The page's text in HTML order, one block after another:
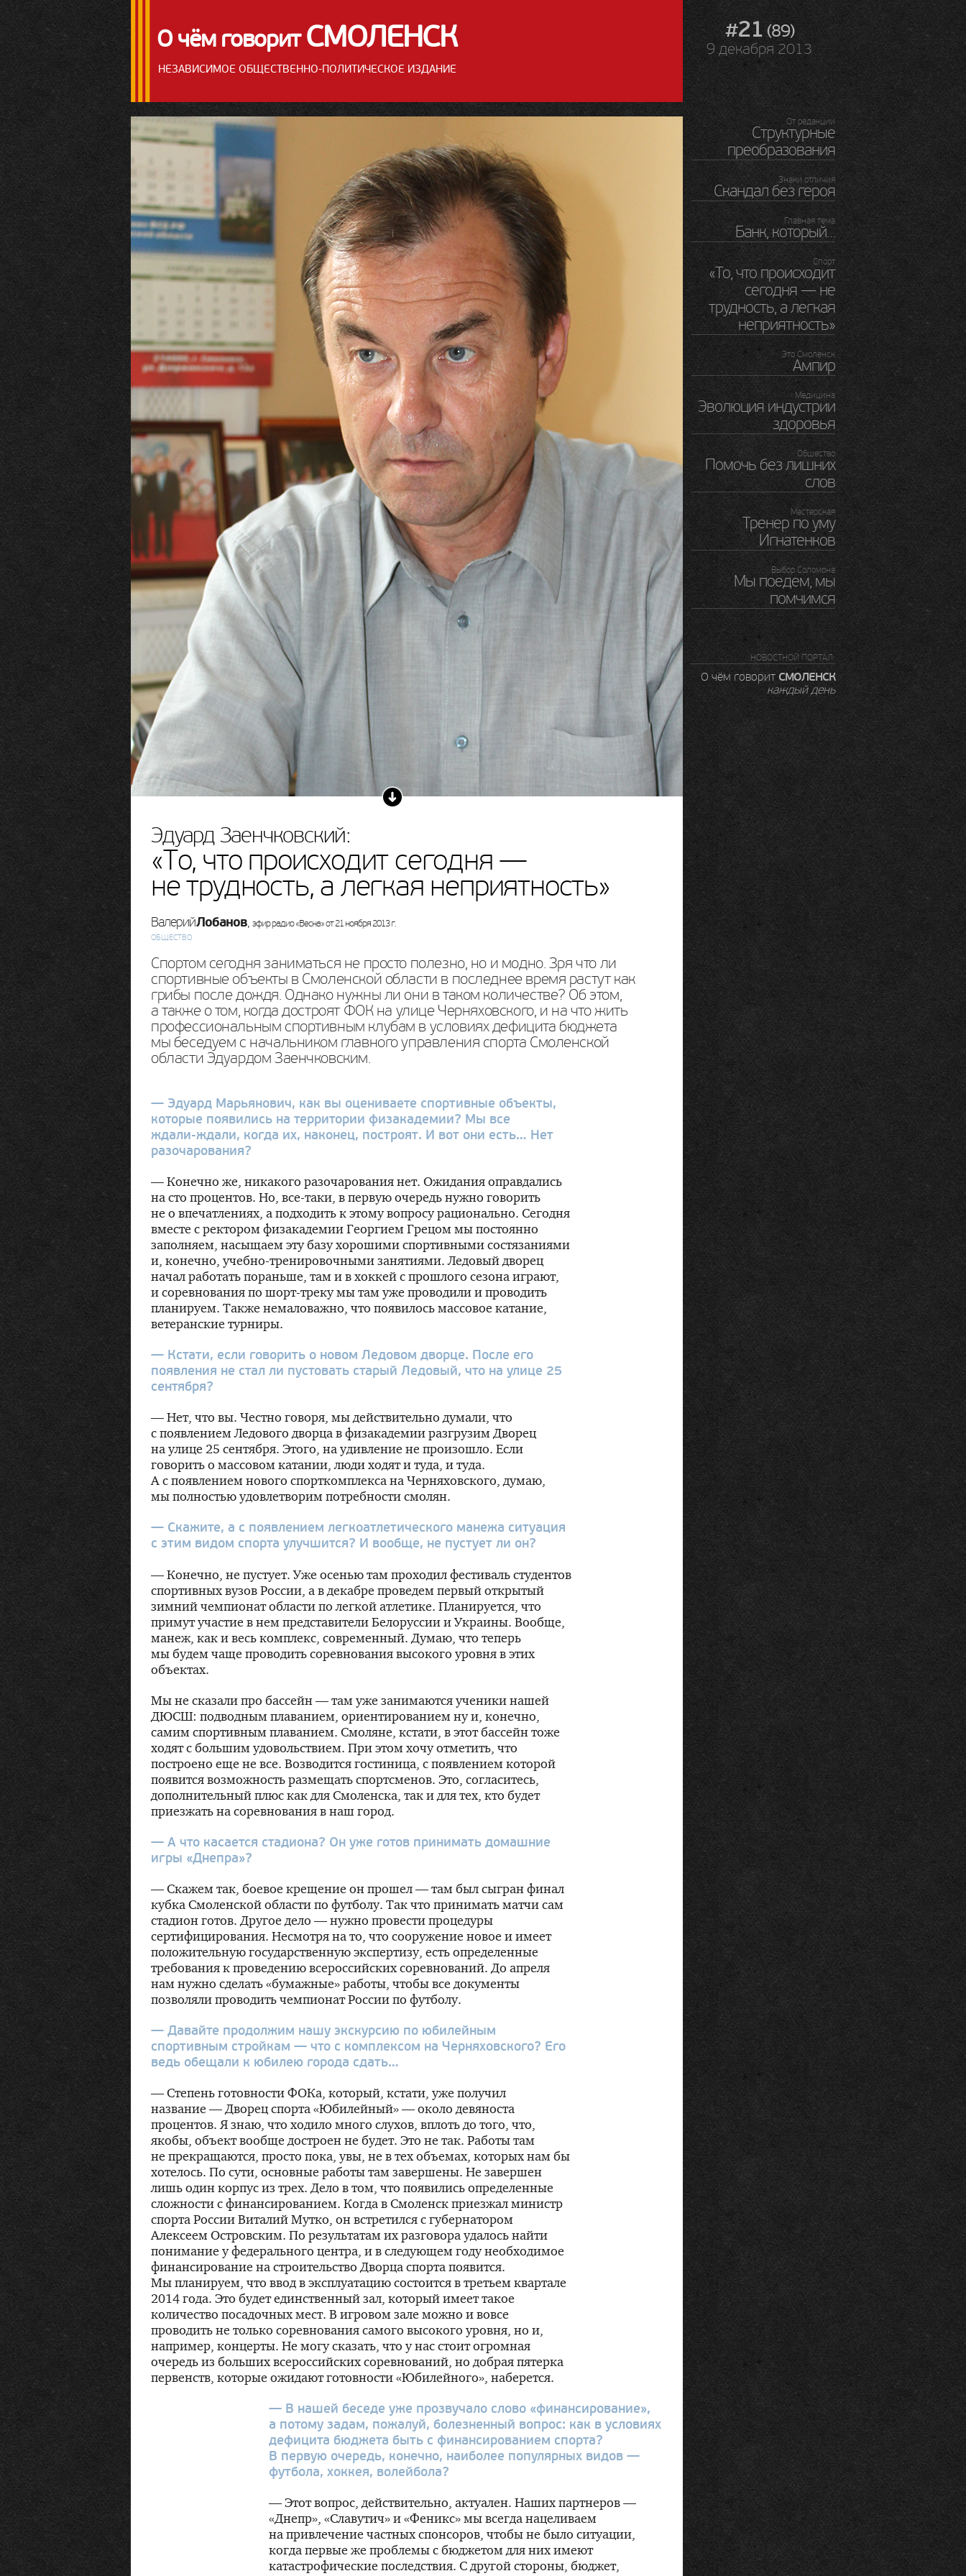
О чём говоритСМОЛЕНСК
НЕЗАВИСИМОЕ ОБЩЕСТВЕННО-ПОЛИТИЧЕСКОЕ ИЗДАНИЕ
#21 (89)
9 декабря 2013
Эдуард Заенчковский:
«То, что происходит сегодня —
не трудность, а легкая неприятность»
ВалерийЛобанов, эфир радио «Весна» от 21 ноября 2013 г.
ОБЩЕСТВО
Спортом сегодня заниматься не просто полезно, но и модно. Зря что ли
спортивные объекты в Смоленской области в последнее время растут как
грибы после дождя. Однако нужны ли они в таком количестве? Об этом,
а также о том, когда достроят ФОК на улице Черняховского, и на что жить
профессиональным спортивным клубам в условиях дефицита бюджета
мы беседуем с начальником главного управления спорта Смоленской
области Эдуардом Заенчковским.
— Эдуард Марьянович, как вы оцениваете спортивные объекты,
которые появились на территории физакадемии? Мы все
ждали-ждали, когда их, наконец, построят. И вот они есть… Нет
разочарования?
— Конечно же, никакого разочарования нет. Ожидания оправдались
на сто процентов. Но, все-таки , в первую очередь нужно говорить
не о впечатлениях, а подходить к этому вопросу рационально. Сегодня
вместе с ректором физакадемии Георгием Грецом мы постоянно
заполняем, насыщаем эту базу хорошими спортивными состязаниями
и, конечно, учебно-тренировочнымизанятиями. Ледовый дворец
начал работать пораньше, там и в хоккей с прошлого сезона играют,
и соревнования по шорт-трекумы там уже проводили и проводить
планируем. Также немаловажно, что появилось массовое катание,
ветеранские турниры.
— Кстати, если говорить о новом Ледовом дворце. После его
появления не стал ли пустовать старый Ледовый, что на улице 25
сентября?
— Нет, что вы. Честно говоря, мы действительно думали, что
с появлением Ледового дворца в физакадемии разгрузим Дворец
на улице 25 сентября. Этого, на удивление не произошло. Если
говорить о массовом катании, люди ходят и туда, и туда.
А с появлением нового спорткомплекса на Черняховского, думаю,
мы полностью удовлетворим потребности смолян.
— Скажите, а с появлением легкоатлетического манежа ситуация
с этим видом спорта улучшится? И вообще, не пустует ли он?
— Конечно, не пустует. Уже осенью там проходил фестиваль студентов
спортивных вузов России, а в декабре проведем первый открытый
зимний чемпионат области по легкой атлетике. Планируется, что
примут участие в нем представители Белоруссии и Украины. Вообще,
манеж, как и весь комплекс, современный. Думаю, что теперь
мы будем чаще проводить соревнования высокого уровня в этих
объектах.
Мы не сказали про бассейн — там уже занимаются ученики нашей
ДЮСШ: подводным плаванием, ориентированием ну и, конечно,
самим спортивным плаванием. Смоляне, кстати, в этот бассейн тоже
ходят с большим удовольствием. При этом хочу отметить, что
построено еще не все. Возводится гостиница, с появлением которой
появится возможность размещать спортсменов. Это, согласитесь,
дополнительный плюс как для Смоленска, так и для тех, кто будет
приезжать на соревнования в наш город.
— А что касается стадиона? Он уже готов принимать домашние
игры «Днепра»?
— Скажем так, боевое крещение он прошел — там был сыгран финал
кубка Смоленской области по футболу. Так что принимать матчи сам
стадион готов. Другое дело — нужно провести процедуры
сертифицирования. Несмотря на то, что сооружение новое и имеет
положительную государственную экспертизу, есть определенные
требования к проведению всероссийских соревнований. До апреля
нам нужно сделать «бумажные» работы, чтобы все документы
позволяли проводить чемпионат России по футболу.
— Давайте продолжим нашу экскурсию по юбилейным
спортивным стройкам — что с комплексом на Черняховского? Его
ведь обещали к юбилею города сдать…
— Степень готовности ФОКа, который, кстати, уже получил
название — Дворец спорта «Юбилейный» — около девяноста
процентов. Я знаю, что ходило много слухов, вплоть до того, что,
якобы, объект вообще достроен не будет. Это не так. Работы там
не прекращаются, просто пока, увы, не в тех объемах, которых нам бы
хотелось. По сути, основные работы там завершены. Не завершен
лишь один корпус из трех. Дело в том, что появились определенные
сложности с финансированием. Когда в Смоленск приезжал министр
спорта России Виталий Мутко, он встретился с губернатором
Алексеем Островским. По результатам их разговора удалось найти
понимание у федерального центра, и в следующем году необходимое
финансирование на строительство Дворца спорта появится.
Мы планируем, что ввод в эксплуатацию состоится в третьем квартале
2014 года. Это будет единственный зал, который имеет такое
количество посадочных мест. В игровом зале можно и вовсе
проводить не только соревнования самого высокого уровня, но и,
например, концерты. Не могу сказать, что у нас стоит огромная
очередь из больших всероссийских соревнований, но добрая пятерка
первенств, которые ожидают готовности «Юбилейного», наберется.
— В нашей беседе уже прозвучало слово «финансирование»,
а потому задам, пожалуй, болезненный вопрос: как в условиях
дефицита бюджета быть с финансированием спорта?
В первую очередь, конечно, наиболее популярных видов —
футбола, хоккея, волейбола?
— Этот вопрос, действительно, актуален. Наших партнеров —
«Днепр», «Славутич» и «Феникс» мы всегда нацеливаем
на привлечение частных спонсоров, чтобы не было ситуации,
когда первые же проблемы с бюджетом для них имеют
катастрофические последствия. С другой стороны, бюджет,
От редакции
Структурные
преобразования
Знаки отличия
Скандал без героя
Главная тема
Банк, который…
Спорт
«То, что происходит
сегодня — не
трудность, а легкая
неприятность»
Это Смоленск
Ампир
Медицина
Эволюция индустрии
здоровья
Обшество
Помочь без лишних
слов
Мастерская
Тренер по уму
Игнатенков
Выбор Соломона
Мы поедем, мы
помчимся
НОВОСТНОЙ ПОРТАЛ:
О чём говорит СМОЛЕНСК
каждый день